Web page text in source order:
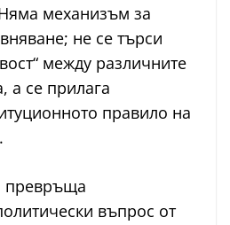
механизъм за
не се търси
между различните
а се прилага
правило на
превръща
въпрос от